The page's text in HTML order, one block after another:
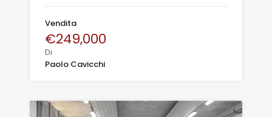
Vendita
€249,000
Di
Paolo Cavicchi